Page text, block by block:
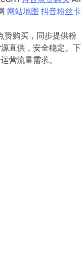
网站地图 抖音粉丝卡
赞购买，同步提供粉
直供，安全稳定。下
营流量需求。